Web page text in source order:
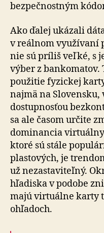
bezpečnostným
Ako ďalej ukázali
v reálnom využívaní
nie sú príliš veľké, s
výber z bankomatov.
použitie fyzickej
najmä na
dostupnosťou
sa ale časom určite
dominancia
ktoré sú stále
plastových, je
už nezastaviteľný.
hľadiska v podobe
majú virtuálne karty
ohľadoch.